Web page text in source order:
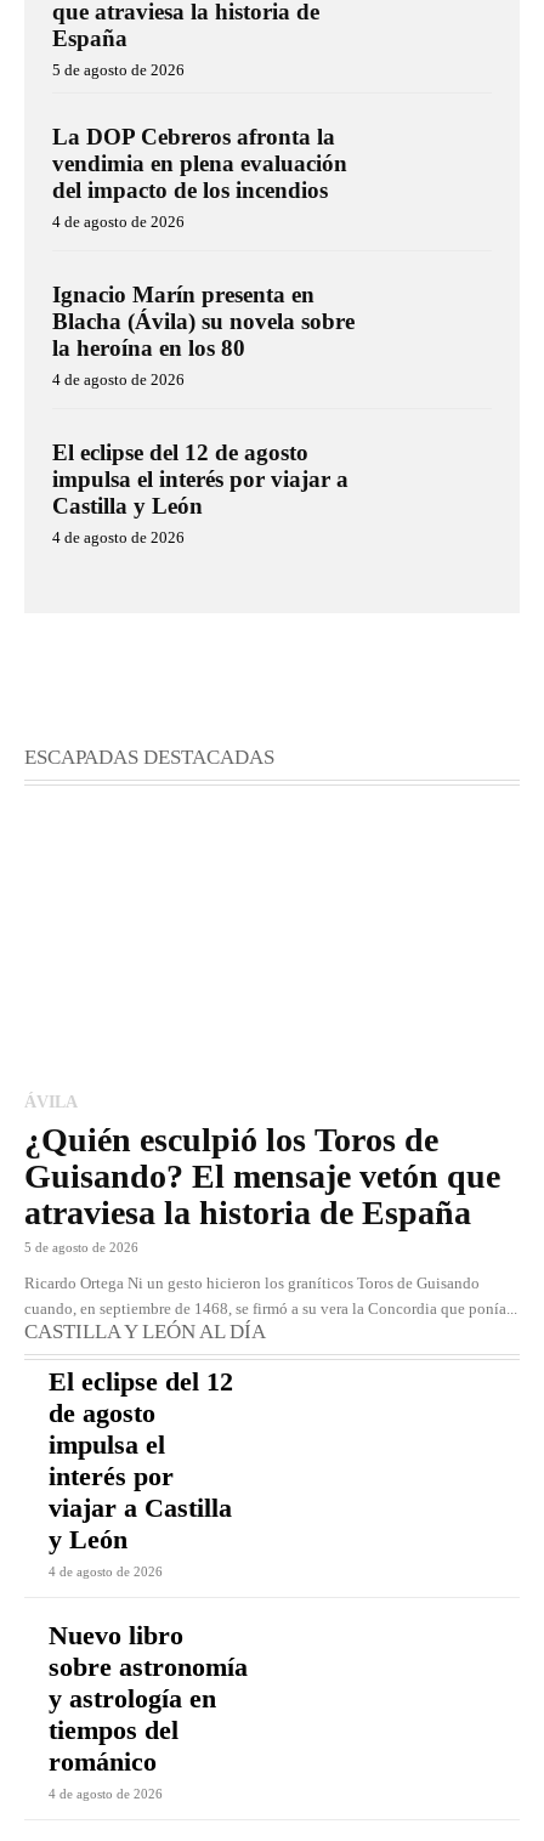
que atraviesa la historia de
España
5 de agosto de 2026
La DOP Cebreros afronta la
vendimia en plena evaluación
del impacto de los incendios
4 de agosto de 2026
Ignacio Marín presenta en
Blacha (Ávila) su novela sobre
la heroína en los 80
4 de agosto de 2026
El eclipse del 12 de agosto
impulsa el interés por viajar a
Castilla y León
4 de agosto de 2026
ESCAPADAS DESTACADAS
ÁVILA
¿Quién esculpió los Toros de
Guisando? El mensaje vetón que
atraviesa la historia de España
5 de agosto de 2026
Ricardo Ortega Ni un gesto hicieron los graníticos Toros de Guisando
cuando, en septiembre de 1468, se firmó a su vera la Concordia que ponía...
CASTILLA Y LEÓN AL DÍA
El eclipse del 12
de agosto
impulsa el
interés por
viajar a Castilla
y León
4 de agosto de 2026
Nuevo libro
sobre astronomía
y astrología en
tiempos del
románico
4 de agosto de 2026